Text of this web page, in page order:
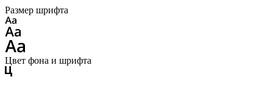
Размер шрифта
Цвет фона и шрифта